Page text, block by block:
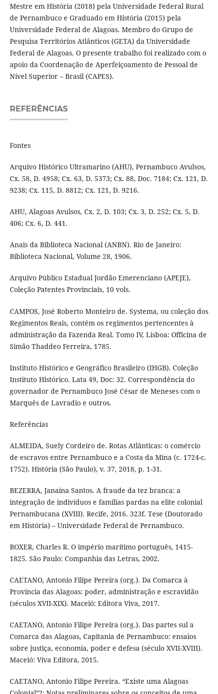
Mestre em História (2018) pela Universidade Federal Rural
de Pernambuco e Graduado em História (2015) pela
Universidade Federal de Alagoas. Membro do Grupo de
Pesquisa Territórios Atlânticos (GETA) da Universidade
Federal de Alagoas. O presente trabalho foi realizado com o
apoio da Coordenação de Aperfeiçoamento de Pessoal de
Nível Superior – Brasil (CAPES).
REFERÊNCIAS
Fontes
Arquivo Histórico Ultramarino (AHU), Pernambuco Avulsos,
Cx. 58, D. 4958; Cx. 63, D. 5373; Cx. 88, Doc. 7184; Cx. 121, D.
9238; Cx. 115, D. 8812; Cx. 121, D. 9216.
AHU, Alagoas Avulsos, Cx. 2, D. 103; Cx. 3, D. 252; Cx. 5, D.
406; Cx. 6, D. 441.
Anais da Biblioteca Nacional (ANBN). Rio de Janeiro:
Biblioteca Nacional, Volume 28, 1906.
Arquivo Público Estadual Jordão Emerenciano (APEJE),
Coleção Patentes Provinciais, 10 vols.
CAMPOS, José Roberto Monteiro de. Systema, ou coleção dos
Regimentos Reais, contém os regimentos pertencentes à
administração da Fazenda Real. Tomo IV, Lisboa: Officina de
Simão Thaddeo Ferreira, 1785.
Instituto Histórico e Geográfico Brasileiro (IHGB). Coleção
Instituto Histórico. Lata 49, Doc: 32. Correspondência do
governador de Pernambuco José César de Meneses com o
Marquês de Lavradio e outros.
Referências
ALMEIDA, Suely Cordeiro de. Rotas Atlânticas: o comércio
de escravos entre Pernambuco e a Costa da Mina (c. 1724-c.
1752). História (São Paulo), v. 37, 2018, p. 1-31.
BEZERRA, Janaína Santos. A fraude da tez branca: a
integração de indivíduos e famílias pardas na elite colonial
Pernambucana (XVIII). Recife, 2016. 323f. Tese (Doutorado
em História) – Universidade Federal de Pernambuco.
BOXER, Charles R. O império marítimo português, 1415-
1825. São Paulo: Companhia das Letras, 2002.
CAETANO, Antonio Filipe Pereira (org.). Da Comarca à
Província das Alagoas: poder, administração e escravidão
(séculos XVII-XIX). Maceió: Editora Viva, 2017.
CAETANO, Antonio Filipe Pereira (org.). Das partes sul a
Comarca das Alagoas, Capitania de Pernambuco: ensaios
sobre justiça, economia, poder e defesa (século XVII-XVIII).
Maceió: Viva Editora, 2015.
CAETANO, Antonio Filipe Pereira. “Existe uma Alagoas